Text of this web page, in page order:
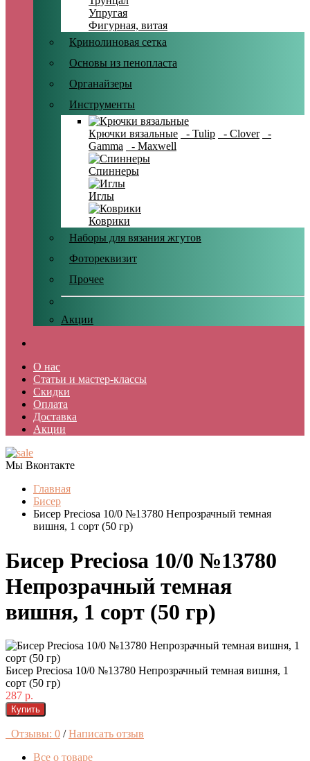
Упругая
Фигурная, витая
Кринолиновая сетка
Основы из пенопласта
Органайзеры
Инструменты
Крючки вязальные - Tulip - Clover
-
Gamma
- Maxwell
Спиннеры
Иглы
Коврики
Наборы для вязания жгутов
Фотореквизит
Прочее
Акции
О нас
Статьи и мастер-классы
Скидки
Оплата
Доставка
Акции
Мы Вконтакте
Главная
Бисер
Бисер Preciosa 10/0 №13780 Непрозрачный темная
вишня, 1 сорт (50 гр)
Бисер Preciosa 10/0 №13780
Непрозрачный темная
вишня, 1 сорт (50 гр)
Бисер Preciosa 10/0 №13780 Непрозрачный темная вишня, 1
сорт (50 гр)
287 р.
Купить
Отзывы: 0 / Написать отзыв
Все о товаре